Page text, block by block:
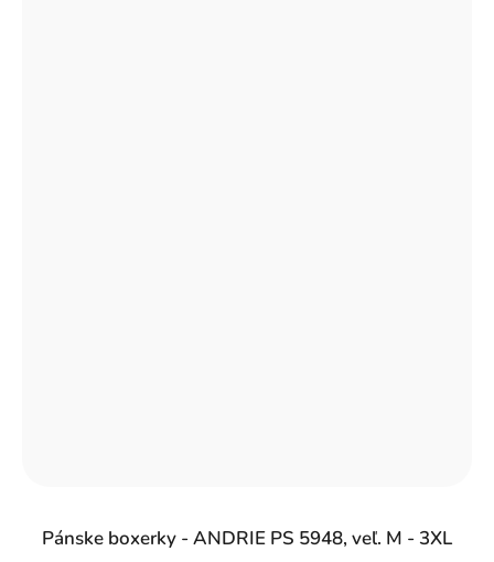
Pánske boxerky - ANDRIE PS 5948, veľ. M - 3XL